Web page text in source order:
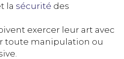
la sécurité des
exercer leur art avec
toute manipulation ou